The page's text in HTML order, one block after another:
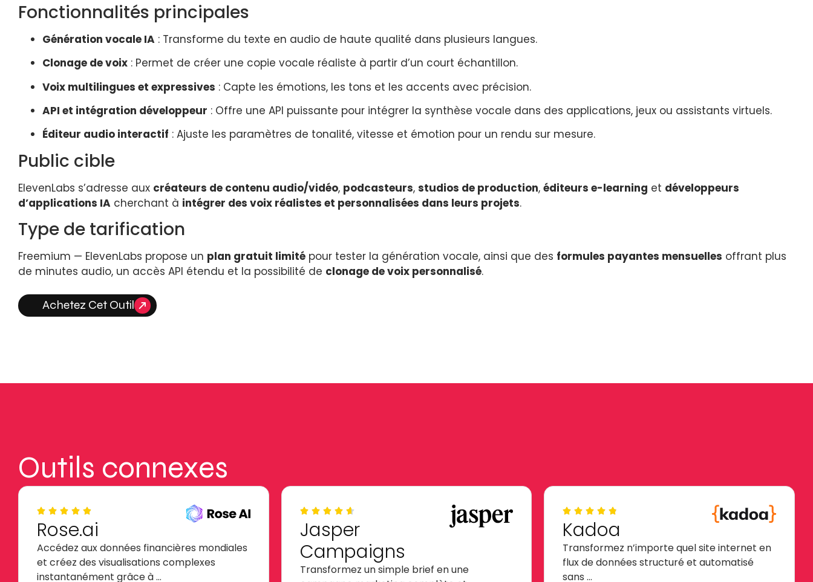
Fonctionnalités principales
Génération vocale IA : Transforme du texte en audio de haute qualité dans plusieurs langues.
Clonage de voix : Permet de créer une copie vocale réaliste à partir d’un court échantillon.
Voix multilingues et expressives : Capte les émotions, les tons et les accents avec précision.
API et intégration développeur : Offre une API puissante pour intégrer la synthèse vocale dans des applications, jeux ou assistants virtuels.
Éditeur audio interactif : Ajuste les paramètres de tonalité, vitesse et émotion pour un rendu sur mesure.
Public cible
ElevenLabs s’adresse aux créateurs de contenu audio/vidéo, podcasteurs, studios de production, éditeurs e-learning et développeurs
d’applications IA cherchant à intégrer des voix réalistes et personnalisées dans leurs projets.
Type de tarification
Freemium — ElevenLabs propose un plan gratuit limité pour tester la génération vocale, ainsi que des formules payantes mensuelles offrant plus
de minutes audio, un accès API étendu et la possibilité de clonage de voix personnalisé.
Achetez Cet Outil
Outils connexes
Rose.ai
Accédez aux données financières mondiales
et créez des visualisations complexes
instantanément grâce à …
Jasper
Campaigns
Transformez un simple brief en une
Kadoa
Transformez n’importe quel site internet en
flux de données structuré et automatisé
sans …